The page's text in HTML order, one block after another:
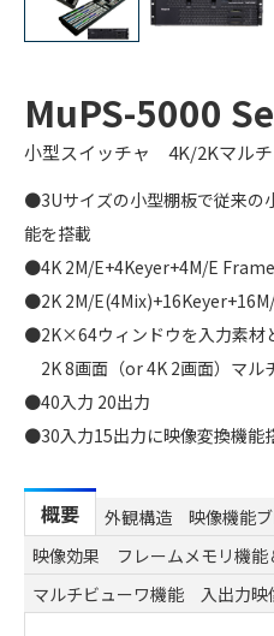
MuPS-5000
小型スイッチャ 4K/2Kマルチ
●3Uサイズの小型棚板で従来の
能を搭載
●4K 2M/E+4Keyer+4M/E
●2K 2M/
●2K×64ウィンドウを入力素材
2K 8画面（or 4K 2画面）マル
●40入力 20出力
●30入力15出力に映像変換機能
概要 外観構造 映像機能
映像効果
フレームメモリ機
マルチビューワ機能
入出力映